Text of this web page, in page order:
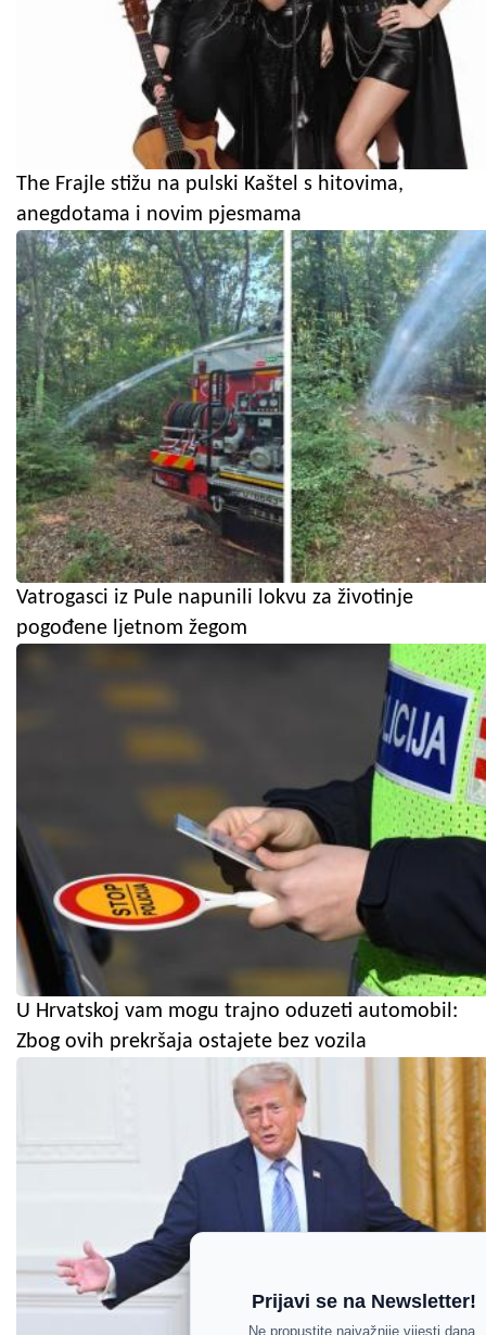
The Frajle stižu na pulski Kaštel s hitovima,
anegdotama i novim pjesmama
Vatrogasci iz Pule napunili lokvu za životinje
pogođene ljetnom žegom
U Hrvatskoj vam mogu trajno oduzeti automobil:
Zbog ovih prekršaja ostajete bez vozila
Prijavi se na Newsletter!
Ne propustite najvažnije vijesti dana.